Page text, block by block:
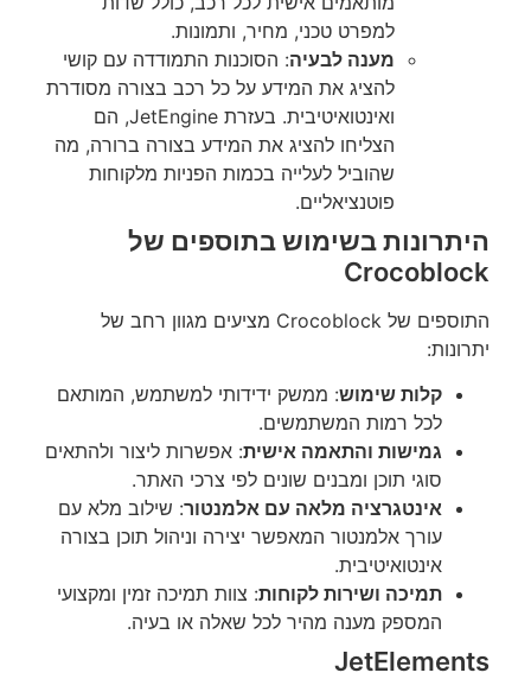
למפרט טכני, מחיר, ותמונות.
מענה לבעיה: הסוכנות התמודדה עם קושי
להציג את המידע על כל רכב בצורה מסודרת
ואינטואיטיבית. בעזרת JetEngine, הם
הצליחו להציג את המידע בצורה ברורה, מה
שהוביל לעלייה בכמות הפניות מלקוחות
פוטנציאליים.
היתרונות בשימוש בתוספים של
Crocoblock
התוספים של Crocoblock מציעים מגוון רחב של
יתרונות:
קלות שימוש: ממשק ידידותי למשתמש, המותאם
לכל רמות המשתמשים.
גמישות והתאמה אישית: אפשרות ליצור ולהתאים
סוגי תוכן ומבנים שונים לפי צרכי האתר.
אינטגרציה מלאה עם אלמנטור: שילוב מלא עם
עורך אלמנטור המאפשר יצירה וניהול תוכן בצורה
אינטואיטיבית.
תמיכה ושירות לקוחות: צוות תמיכה זמין ומקצועי
המספק מענה מהיר לכל שאלה או בעיה.
JetElements